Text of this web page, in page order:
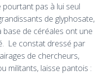
pourtant pas à lui seul
de glyphosate,
base de céréales ont une
Le constat dressé par
de chercheurs,
militants, laisse pantois :